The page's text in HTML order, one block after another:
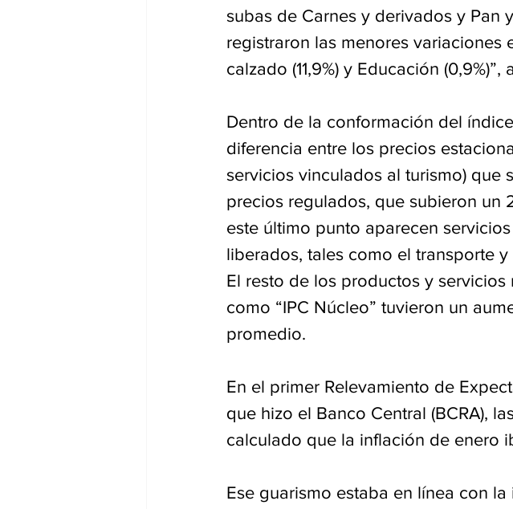
subas de Carnes y derivados y Pan
registraron las menores variaciones
calzado (11,9%) y Educación
Dentro de la conformación del
diferencia entre los precios
servicios vinculados al turismo) que
precios regulados, que subieron un
este último punto aparecen
liberados, tales como el transporte
El resto de los productos y
como “IPC Núcleo” tuvieron un
promedio.
En el primer Relevamiento de
que hizo el Banco Central (BCRA),
calculado que la inflación de enero
Ese guarismo estaba en línea con